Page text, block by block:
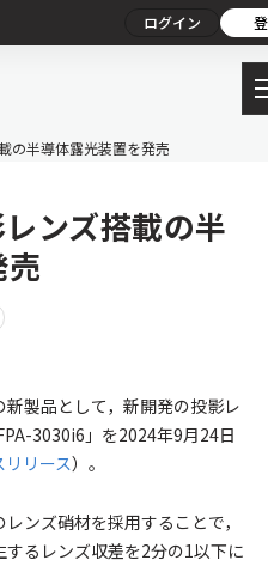
ログイン
の半導体露光装置を発売
ンズ搭載の半
製品として，新開発の投影レ
3030i6」を2024年9月24日
リリース）。
ンズ硝材を採用することで，
るレンズ収差を2分の1以下に